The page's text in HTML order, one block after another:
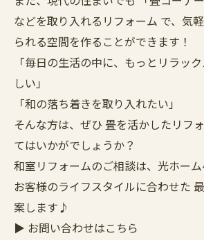
などを取り入れるリフォーム で、気
られる空間を作ることができます！
「毎日の生活の中に、もっとリラッ
しい」
「和の落ち着きを取り入れたい」
そんな方は、ぜひ 畳を活かしたリフ
てはいかがでしょうか？
和室リフォームのご相談は、光ホーム
お客様のライフスタイルに合わせた
案します♪
▶ お問い合わせはこちら